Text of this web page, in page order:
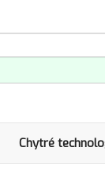
Chytré